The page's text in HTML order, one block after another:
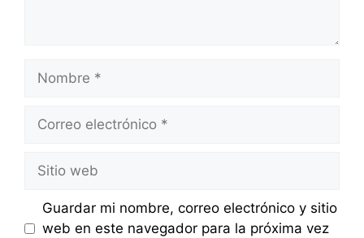
Nombre
Correo
Sitio
web
Guardar mi nombre, correo electrónico y sitio
web en este navegador para la próxima vez